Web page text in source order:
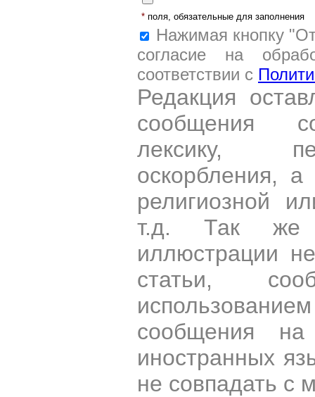
* поля, обязательные для заполнения
Нажимая кнопку
согласие на
соответствии с
Редакция
сообщения
лексику,
оскорбления,
религиозной
т.д. Так же
иллюстрации
статьи,
сообщения
иностранных
не совпадать с